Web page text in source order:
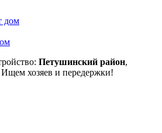
Петушинский район,
хозяев и передержки!